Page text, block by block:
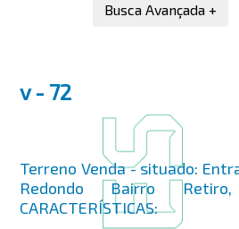
Busca Avançada +
v - 72
Terreno Venda - situado:
Redondo Bairro Retiro,
CARACTERÍSTICAS: